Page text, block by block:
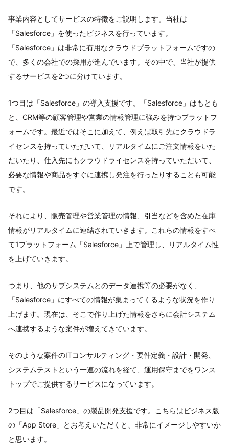
事業内容としてサービスの特徴をご説明します。当社は
「Salesforce」を使ったビジネスを行っています。
「Salesforce」は非常に有用なクラウドプラットフォームですの
で、多くの会社での採用が進んでいます。その中で、当社が提供
するサービスを2つに分けています。
1つ目は「Salesforce」の導入支援です。「Salesforce」はもとも
と、CRM等の顧客管理や営業の情報管理に強みを持つプラットフ
ォームです。最近ではそこに加えて、例えば取引先にクラウドラ
イセンスを持っていただいて、リアルタイムにご注文情報をいた
だいたり、仕入先にもクラウドライセンスを持っていただいて、
必要な情報や商品をすぐに連携し発注を行ったりすることも可能
です。
それにより、販売管理や営業管理の情報、引当などを含めた在庫
情報がリアルタイムに連結されていきます。これらの情報をすべ
て1プラットフォーム「Salesforce」上で管理し、リアルタイム性
を上げていきます。
つまり、他のサブシステムとのデータ連携等の必要がなく、
「Salesforce」にすべての情報が集まってくるような状況を作り
上げます。現在は、そこで作り上げた情報をさらに会計システム
へ連携するような案件が増えてきています。
そのような案件のITコンサルティング・要件定義・設計・開発、
システムテストという一連の流れを経て、運用保守までをワンス
トップでご提供するサービスになっています。
2つ目は「Salesforce」の製品開発支援です。こちらはビジネス版
の「App Store」とお考えいただくと、非常にイメージしやすいか
と思います。